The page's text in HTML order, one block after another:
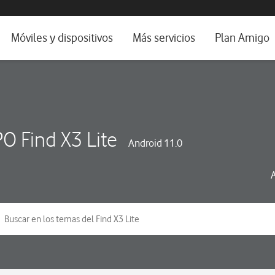
e idioma
Móviles y dispositivos Más servicios Plan Amigo
Find X3 Lite Android 11.0